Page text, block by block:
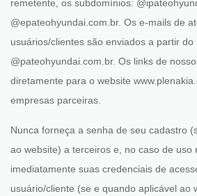
remetente, os subdomínios:
@epateohyundai.com.br. Os e-mails de
usuários/clientes são enviados a partir do
@pateohyundai.com.br. Os links de
diretamente para o website
empresas parceiras.
Nunca forneça a senha de seu cadastro
ao website) a terceiros e, no caso de uso
imediatamente suas credenciais de
usuário/cliente (se e quando aplicável ao